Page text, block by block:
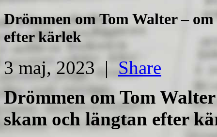
Drömmen om Tom Walter –
efter kärlek
3 maj, 2023 | Share
Drömmen om Tom
skam och längtan efter